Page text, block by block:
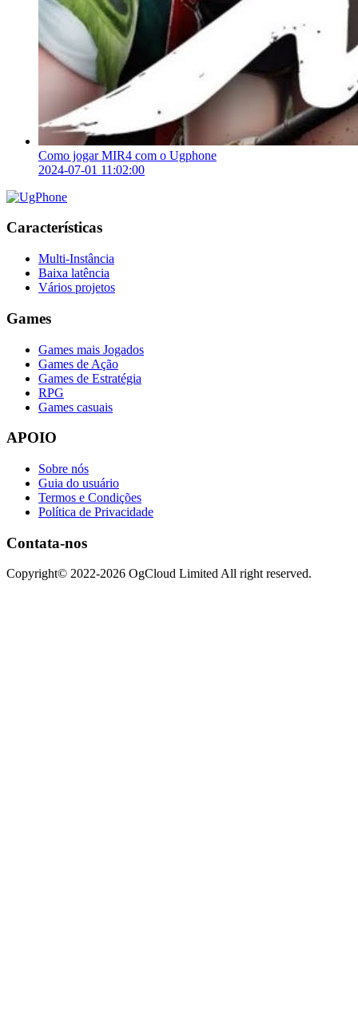
Como jogar MIR4 com o Ugphone
2024-07-01 11:02:00
Características
Multi-Instância
Baixa latência
Vários projetos
Games
Games mais Jogados
Games de Ação
Games de Estratégia
RPG
Games casuais
APOIO
Sobre nós
Guia do usuário
Termos e Condições
Política de Privacidade
Contata-nos
Copyright© 2022-2026 OgCloud Limited All right reserved.